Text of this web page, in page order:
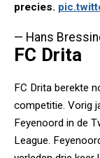
precies.
— Hans
FC Drita
FC Drita berekte
competitie. Vorig
Feyenoord in de
League.